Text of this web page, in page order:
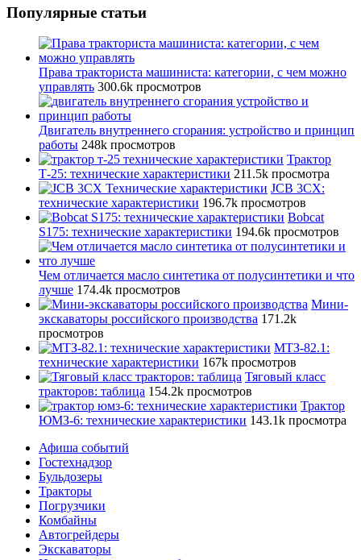
Популярные статьи
Права тракториста машиниста: категории, с чем можно
управлять 300.6k просмотров
Двигатель внутреннего сгорания: устройство и принцип
работы 248k просмотров
Трактор
Т-25: технические характеристики 211.5k просмотра
JCB 3CX:
технические характеристики 196.7k просмотров
Bobcat
S175: технические характеристики 194.6k просмотров
Чем отличается масло синтетика от полусинтетики и что
лучше 174.4k просмотров
Мини-
экскаваторы российского производства 171.2k
просмотров
МТЗ-82.1:
технические характеристики 167k просмотров
Тяговый класс
тракторов: таблица 154.2k просмотров
Трактор
ЮМЗ-6: технические характеристики 143.1k просмотра
Афиша событий
Гостехнадзор
Бульдозеры
Тракторы
Погрузчики
Комбайны
Автогрейдеры
Экскаваторы